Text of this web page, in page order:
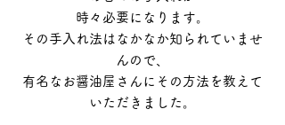
時々必要になります。
その手入れ法はなかなか知られていませ
んので、
有名なお醤油屋さんにその方法を教えて
いただきました。